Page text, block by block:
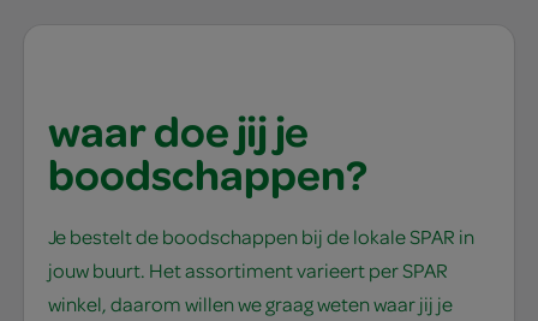
waar doe jij je
boodschappen?
Je bestelt de boodschappen bij de lokale SPAR in
jouw buurt. Het assortiment varieert per SPAR
winkel, daarom willen we graag weten waar jij je